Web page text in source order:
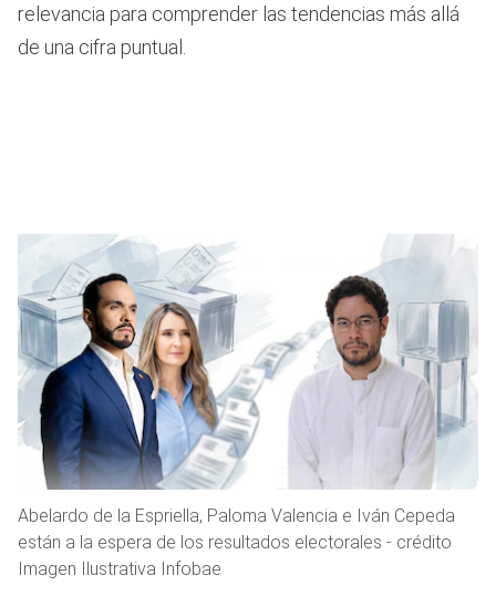
relevancia para comprender las tendencias más allá
de una cifra puntual.
Abelardo de la Espriella, Paloma Valencia e Iván Cepeda
están a la espera de los resultados electorales - crédito
Imagen Ilustrativa Infobae